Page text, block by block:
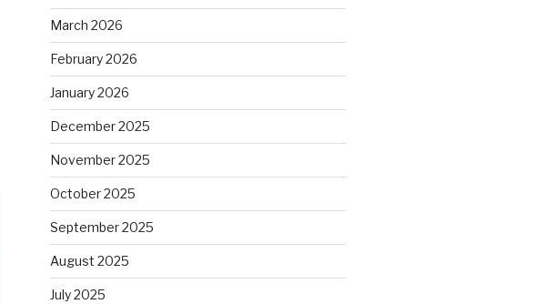
March 2026
February 2026
January 2026
December 2025
November 2025
October 2025
September 2025
August 2025
July 2025